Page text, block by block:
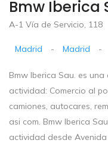
Bmw Iberica
A-1 Vía de Servicio, 118
Madrid - Madrid -
Bmw Iberica Sau. es
actividad: Comercio al
camiones, autocares,
asi com. Bmw Iberica
actividad desde